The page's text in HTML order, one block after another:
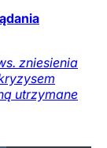
zniesienia
utrzymane